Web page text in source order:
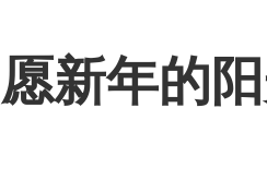
愿新年的